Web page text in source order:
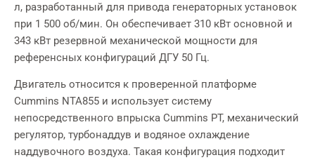
л, разработанный для привода генераторных установок
при 1 500 об/мин. Он обеспечивает 310 кВт основной и
343 кВт резервной механической мощности для
референсных конфигураций ДГУ 50 Гц.
Двигатель относится к проверенной платформе
Cummins NTA855 и использует систему
непосредственного впрыска Cummins PT, механический
регулятор, турбонаддув и водяное охлаждение
наддувочного воздуха. Такая конфигурация подходит